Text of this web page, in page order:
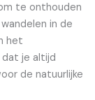
te onthouden
in de
het
je altijd
de natuurlijke